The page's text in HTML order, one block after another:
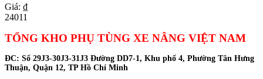
Giá: ₫
24011
TỔNG KHO PHỤ TÙNG XE NÂNG VIỆT NAM
ĐC: Số 29J3-30J3-31J3 Đường DD7-1, Khu phố 4, Phường Tân Hưng
Thuận, Quận 12, TP Hồ Chí Minh